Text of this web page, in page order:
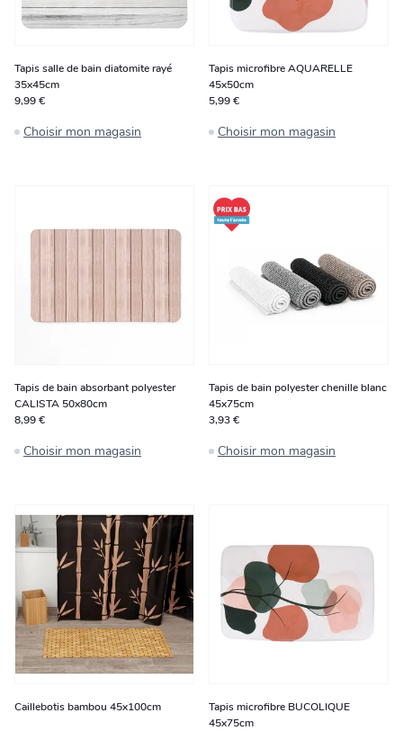
Tapis salle de bain diatomite rayé
35x45cm
9,99 €
Choisir mon magasin
Tapis microfibre AQUARELLE
45x50cm
5,99 €
Choisir mon magasin
Tapis de bain absorbant polyester
CALISTA 50x80cm
8,99 €
Choisir mon magasin
Tapis de bain polyester chenille blanc
45x75cm
3,93 €
Choisir mon magasin
Caillebotis bambou 45x100cm
Tapis microfibre BUCOLIQUE
45x75cm